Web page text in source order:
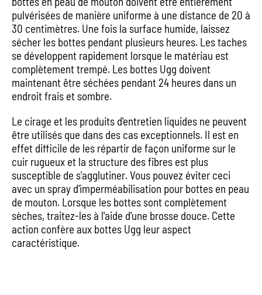
pulvérisées de manière uniforme à une distance de 20 à
30 centimètres. Une fois la surface humide, laissez
sécher les bottes pendant plusieurs heures. Les taches
se développent rapidement lorsque le matériau est
complètement trempé. Les bottes Ugg doivent
maintenant être séchées pendant 24 heures dans un
endroit frais et sombre.
Le cirage et les produits d'entretien liquides ne peuvent
être utilisés que dans des cas exceptionnels. Il est en
effet difficile de les répartir de façon uniforme sur le
cuir rugueux et la structure des fibres est plus
susceptible de s'agglutiner. Vous pouvez éviter ceci
avec un spray d'imperméabilisation pour bottes en peau
de mouton. Lorsque les bottes sont complètement
sèches, traitez-les à l'aide d'une brosse douce. Cette
action confère aux bottes Ugg leur aspect
caractéristique.